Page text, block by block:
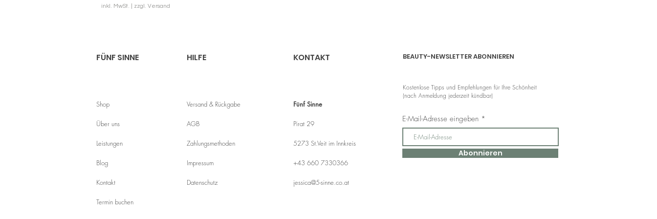
inkl. MwSt. zzgl. Versand
FÜNF SINNE HILFE
Shop
Über uns
Leistungen
Blog
Kontakt
Termin buchen
Versand & Rückgabe
AGB
Zahlungsmethoden
Impressum
Datenschutz
KONTAKT BEAUTY-NEWSLETTER ABONNIEREN
Fünf Sinne
Pirat 29
5273 St.Veit im Innkreis
+43 660 7330366
jessica@5-sinne.co.at
Kostenlose Tipps und Empfehlungen für Ihre Schönheit
(nach Anmeldung jederzeit kündbar)
E-Mail-Adresse eingeben
Abonnieren